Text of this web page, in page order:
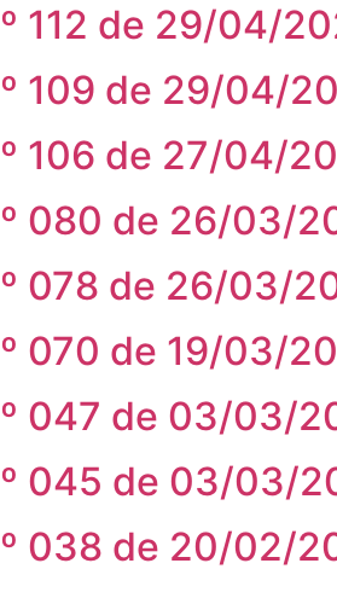
112 de 29/04/
109 de 29/04/
106 de 27/04/
080 de 26/03/
078 de 26/03/
070 de 19/03/
047 de 03/03/
045 de 03/03/
038 de 20/02/